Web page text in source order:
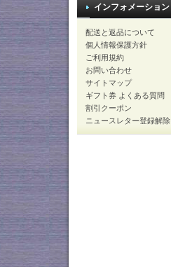
インフォメーション
配送と返品について
個人情報保護方針
ご利用規約
お問い合わせ
サイトマップ
ギフト券 よくある質問
割引クーポン
ニュースレター登録解除